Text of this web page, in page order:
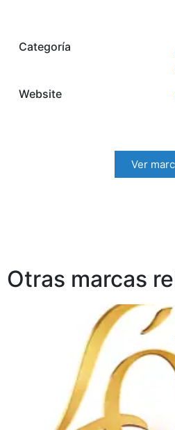
Categoría
Website
Ver
Otras marcas